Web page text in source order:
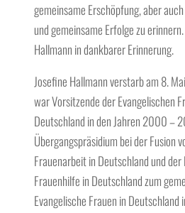
gemeinsame Erschöpfung, aber
und gemeinsame Erfolge zu
Hallmann in dankbarer Erinnerung.
Josefine Hallmann verstarb am 8.
war Vorsitzende der Evangelischen
Deutschland in den Jahren 2000 –
Übergangspräsidium bei der Fusion
Frauenarbeit in Deutschland und der
Frauenhilfe in Deutschland zum
Evangelische Frauen in Deutschland